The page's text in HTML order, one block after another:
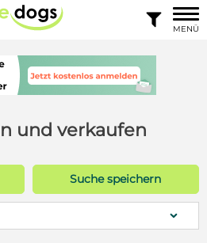

MENÜ
und verkaufen
Suche speichern